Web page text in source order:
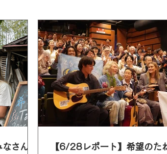
さん、
【6/28レポート】希望のた